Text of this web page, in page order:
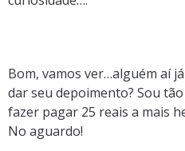
Bom, vamos ver…alguém aí
dar seu depoimento? Sou
fazer pagar 25 reais a mais
No aguardo!